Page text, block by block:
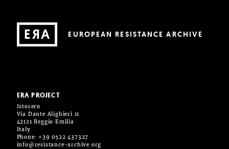
EUROPEAN RESISTANCE ARCHIVE
ERA PROJECT
Istoreco
Via Dante Alighieri 11
42121 Reggio Emilia
Italy
Phone: +39 0522 437327
info@resistance-archive.org